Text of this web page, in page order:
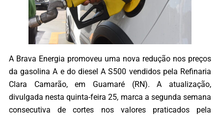
A Brava Energia promoveu uma nova redução nos preços
da gasolina A e do diesel A S500 vendidos pela Refinaria
Clara Camarão, em Guamaré (RN). A atualização,
divulgada nesta quinta-feira 25, marca a segunda semana
consecutiva de cortes nos valores praticados pela